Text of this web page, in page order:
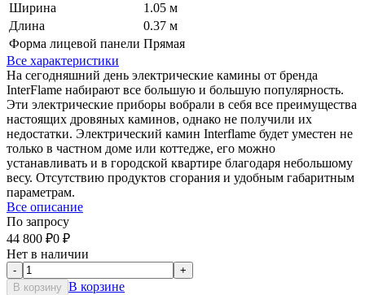
Ширина
1.05 м
Длина
0.37 м
Форма лицевой панели Прямая
Все характеристики
На сегодняшний день электрические камины от бренда
InterFlame набирают все большую и большую популярность.
Эти электрические приборы вобрали в себя все преимущества
настоящих дровяных каминов, однако не получили их
недостатки. Электрический камин Interflame будет уместен не
только в частном доме или коттедже, его можно
устанавливать и в городской квартире благодаря небольшому
весу. Отсутствию продуктов сгорания и удобным габаритным
параметрам.
Все описание
По запросу
44 800 ₽0 ₽
Нет в наличии
-
+
В корзину В корзине